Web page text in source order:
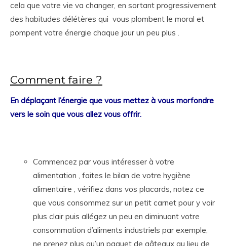
cela que votre vie va changer, en sortant progressivement
des habitudes délétères qui vous plombent le moral et
pompent votre énergie chaque jour un peu plus .
Comment faire ?
En déplaçant l’énergie que vous mettez à vous morfondre
vers le soin que vous allez vous offrir.
Commencez par vous intéresser à votre
alimentation , faites le bilan de votre hygiène
alimentaire , vérifiez dans vos placards, notez ce
que vous consommez sur un petit carnet pour y voir
plus clair puis allégez un peu en diminuant votre
consommation d’aliments industriels par exemple,
ne prenez plus qu’un paquet de gâteaux au lieu de